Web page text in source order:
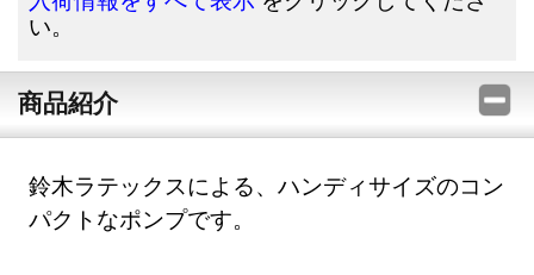
い。
商品紹介
鈴木ラテックスによる、ハンディサイズのコン
パクトなポンプです。